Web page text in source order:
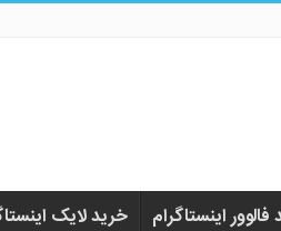
اینستاگرام خرید لایک